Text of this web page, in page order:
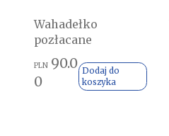
Wahadełko
pozłacane
PLN 90.0
0
Dodaj do
koszyka